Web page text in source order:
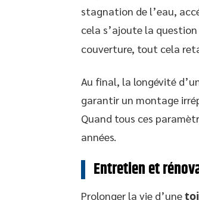
stagnation de l’eau,
cela s’ajoute la question
couverture, tout cela
Au final, la longévité
garantir un montage
Quand tous ces
années.
Entretien et
Prolonger la vie d’une